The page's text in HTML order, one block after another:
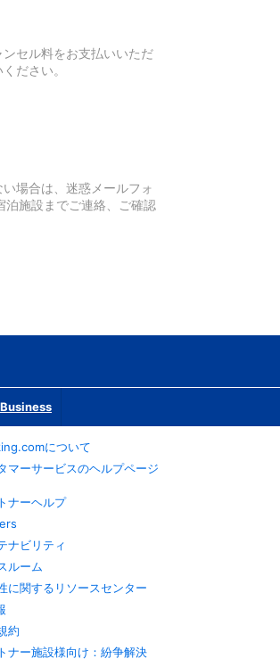
セル料をお支払いいただ
ださい。
場合は、迷惑メールフォ
泊施設までご連絡、ご確認
について
マーサービスのヘルプページ
ナーヘルプ
ナビリティ
ルーム
に関するリソースセンター
約
ナー施設様向け：紛争解決